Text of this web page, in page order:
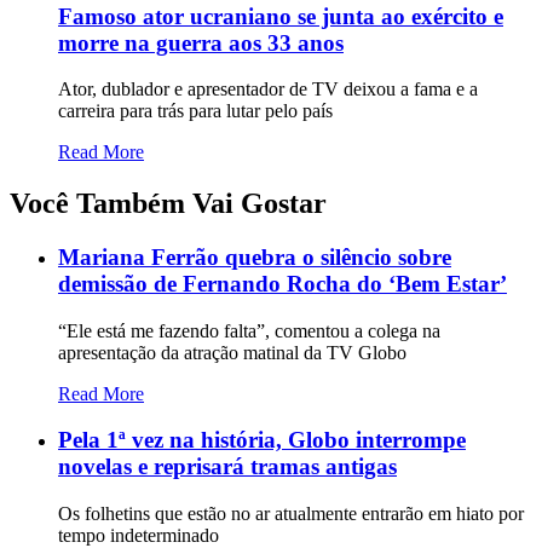
Famoso ator ucraniano se junta ao exército e
morre na guerra aos 33 anos
Ator, dublador e apresentador de TV deixou a fama e a
carreira para trás para lutar pelo país
Read More
Você Também Vai Gostar
Mariana Ferrão quebra o silêncio sobre
demissão de Fernando Rocha do ‘Bem Estar’
“Ele está me fazendo falta”, comentou a colega na
apresentação da atração matinal da TV Globo
Read More
Pela 1ª vez na história, Globo interrompe
novelas e reprisará tramas antigas
Os folhetins que estão no ar atualmente entrarão em hiato por
tempo indeterminado